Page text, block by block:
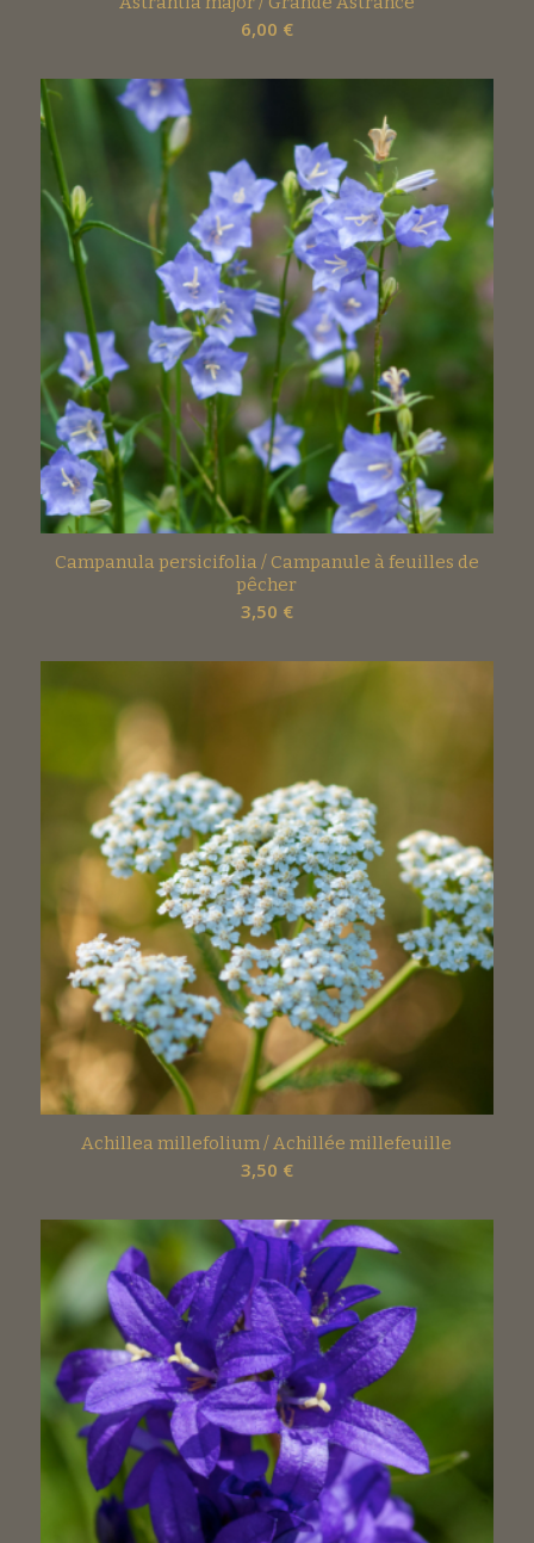
6,00 €
Campanula persicifolia / Campanule à feuilles de
pêcher
3,50 €
Achillea millefolium / Achillée millefeuille
3,50 €